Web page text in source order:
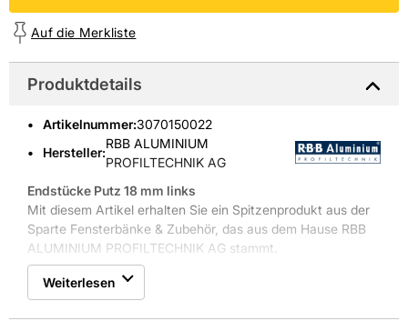
Auf die Merkliste
Produktdetails
Artikelnummer:3070150022
Hersteller:
RBB ALUMINIUM
PROFILTECHNIK AG
Endstücke Putz 18 mm links
Mit diesem Artikel erhalten Sie ein Spitzenprodukt aus der
Sparte Fensterbänke & Zubehör, das aus dem Hause RBB
ALUMINIUM PROFILTECHNIK AG stammt.
Weiterlesen